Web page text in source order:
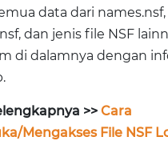
data dari names.nsf,
dan jenis file NSF
di dalamnya dengan
>> Cara
Mengakses File NSF